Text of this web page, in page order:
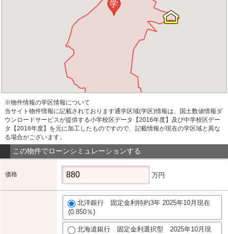
学
※物件情報の学区情報について
当サイト物件情報に記載されております通学区域(学区)情報は、国土数値情報ダ
ウンロードサービスが提供する小学校区データ【2016年度】及び中学校区デー
タ【2016年度】を元に加工したものですので、記載情報が現在の学区域と異な
る場合がございます。
この物件でローンシミュレーションする
価格 万円
北洋銀行 固定金利特約3年 2025年10月現在
(0.850％)
北海道銀行 固定金利選択型 2025年10月現